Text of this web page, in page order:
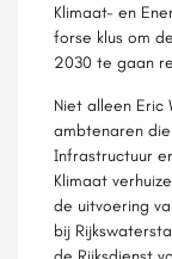
Klimaat- en
forse klus om
2030 te gaan
Niet alleen Eric
ambtenaren
Infrastructuur
Klimaat
de uitvoering
bij